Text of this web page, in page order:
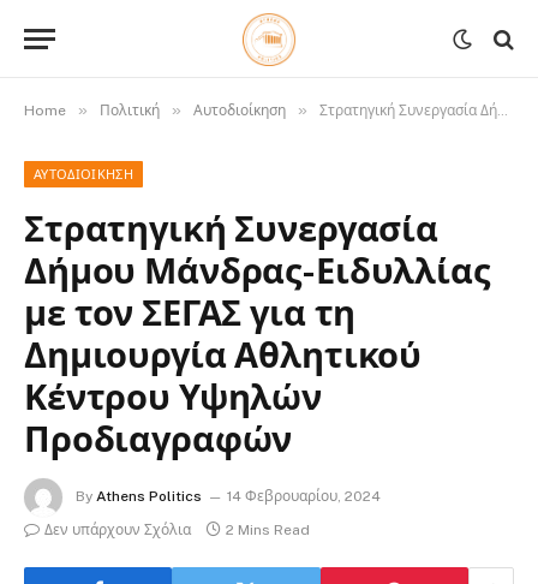
Home » Πολιτική » Αυτοδιοίκηση » Στρατηγική Συνεργασία Δήμου Μάνδρας-Ειδυλλίας με τον ΣΕΓΑΣ για τη Δημιουργία Αθλητικού Κέντρου Υψηλών Προδιαγραφών
ΑΥΤΟΔΙΟΊΚΗΣΗ
Στρατηγική Συνεργασία
Δήμου Μάνδρας-Ειδυλλίας
με τον ΣΕΓΑΣ για τη
Δημιουργία Αθλητικού
Κέντρου Υψηλών
Προδιαγραφών
By Athens Politics
14 Φεβρουαρίου, 2024
Δεν υπάρχουν Σχόλια
2 Mins Read